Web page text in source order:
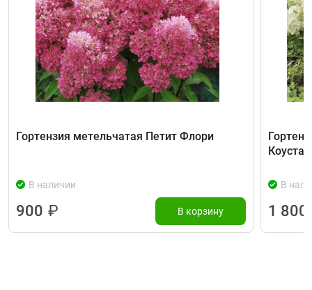
Гортензия метельчатая Петит Флори
В наличии
900 ₽ В корзину
В
1 800